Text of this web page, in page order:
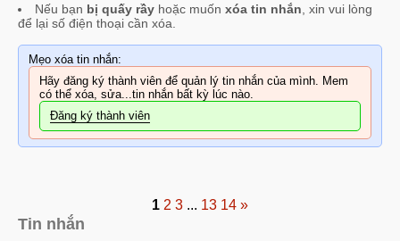
Nếu bạn bị quấy rầy hoặc muốn xóa tin nhắn , xin vui lòng
để lại số điện thoại cần xóa.
Mẹo xóa tin nhắn:
Hãy đăng ký thành viên để quản lý tin nhắn của mình. Mem
có thể xóa, sửa...tin nhắn bất kỳ lúc nào.
Đăng ký thành viên
1 2 3 ... 13 14 »
Tin nhắn